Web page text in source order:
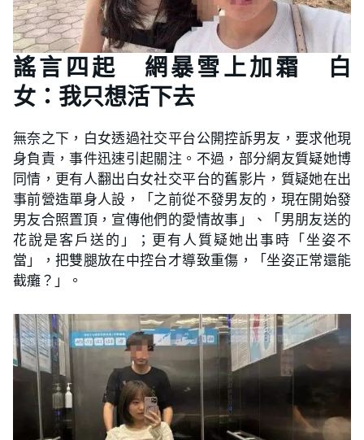
謠言四起 網暴雪上加霜 白
女：我只想活下去
無奈之下，白女透過社交平台公開控訴男友，要求他現
身負責，事件迅速引起關注。不過，部分網友質疑她博
同情，更有人翻出白女社交平台的舊影片，質疑她在出
事前營造單身人設，「之前從不發男友的，現在開始發
男友合照置頂，宣傳他們的愛情故事」、「男朋友送的
花說是客戶送的」；更有人質疑她出事時「坐姿不
當」，把雙腿放在中控台才導致重傷，「坐姿正常還能
截癱？」。